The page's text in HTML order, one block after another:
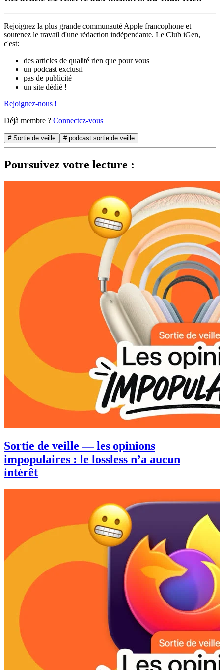
Rejoignez la plus grande communauté Apple francophone et
soutenez le travail d'une rédaction indépendante. Le Club iGen,
c'est:
des articles de qualité rien que pour vous
un podcast exclusif
pas de publicité
un site dédié !
Rejoignez-nous !
Déjà membre ? Connectez-vous
# Sortie de veille # podcast sortie de veille
Poursuivez votre lecture :
Sortie de veille — les opinions
impopulaires : le lossless n’a aucun
intérêt